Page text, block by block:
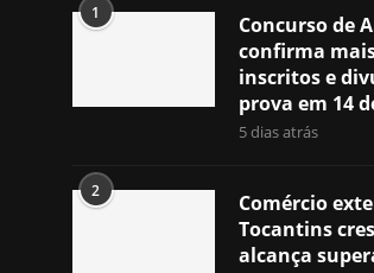
1
Concurso de
confirma
inscritos e
prova em 14
5 dias atrás
2
Comércio
Tocantins
alcança